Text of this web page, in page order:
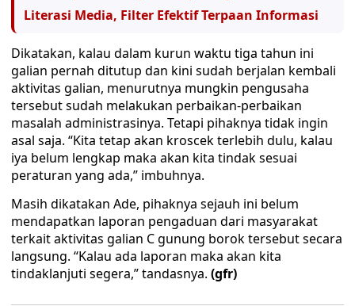
Literasi Media, Filter Efektif Terpaan Informasi
Dikatakan, kalau dalam kurun waktu tiga tahun ini
galian pernah ditutup dan kini sudah berjalan kembali
aktivitas galian, menurutnya mungkin pengusaha
tersebut sudah melakukan perbaikan-perbaikan
masalah administrasinya. Tetapi pihaknya tidak ingin
asal saja. “Kita tetap akan kroscek terlebih dulu, kalau
iya belum lengkap maka akan kita tindak sesuai
peraturan yang ada,” imbuhnya.
Masih dikatakan Ade, pihaknya sejauh ini belum
mendapatkan laporan pengaduan dari masyarakat
terkait aktivitas galian C gunung borok tersebut secara
langsung. “Kalau ada laporan maka akan kita
tindaklanjuti segera,” tandasnya. (gfr)